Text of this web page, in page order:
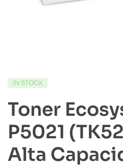
IN STOCK
Toner
P5021
Alta